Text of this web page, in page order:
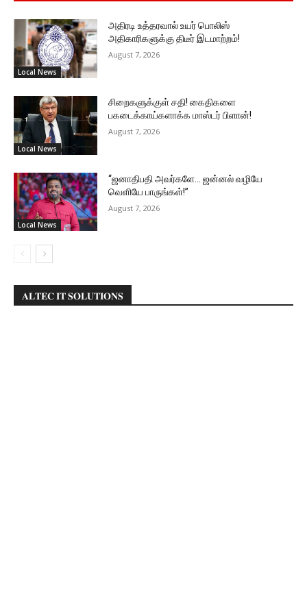
Local News
அதிரடி உத்தரவால் உயர் பொலிஸ்
அதிகாரிகளுக்கு திடீர் இடமாற்றம்!
August 7, 2026
Local News
சிறைகளுக்குள் சதி! கைதிகளை
பகடைக்காய்களாக்க மாஸ்டர் பிளான்!
August 7, 2026
Local News
“ஜனாதிபதி அவர்களே… ஜன்னல் வழியே
வெளியே பாருங்கள்!”
August 7, 2026
𝐀𝐋𝐓𝐄𝐂 𝐈𝐓 𝐒𝐎𝐋𝐔𝐓𝐈𝐎𝐍𝐒